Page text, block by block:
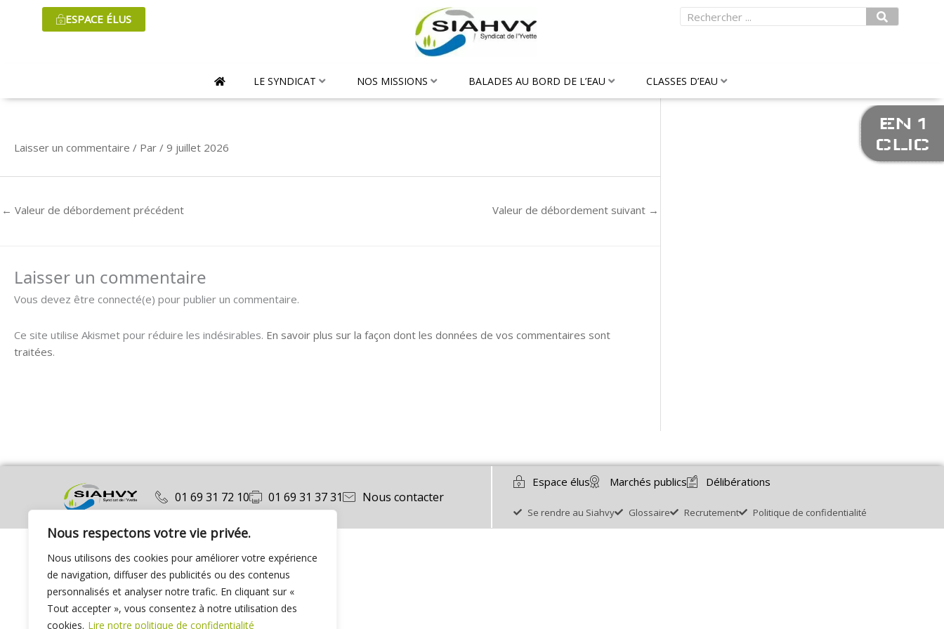
Nous respectons votre vie privée.
Nous utilisons des cookies pour améliorer votre expérience
de navigation, diffuser des publicités ou des contenus
personnalisés et analyser notre trafic. En cliquant sur «
Tout accepter », vous consentez à notre utilisation des
cookies. Lire notre politique de confidentialité
ESPACE ÉLUS Rechercher
LE SYNDICAT NOS MISSIONS BALADES AU BORD DE L’EAU CLASSES D’EAU
Laisser un commentaire / Par / 9 juillet 2026
← Valeur de débordement précédent Valeur de débordement suivant →
Laisser un commentaire
Vous devez être connecté(e) pour publier un commentaire.
Ce site utilise Akismet pour réduire les indésirables. En savoir plus sur la façon dont les données de vos commentaires sont
traitées.
01 69 31 72 10 01 69 31 37 31 Nous contacter
Espace élus Marchés publics Délibérations
Se rendre au Siahvy Glossaire Recrutement Politique de confidentialité
EN 1
CLIC